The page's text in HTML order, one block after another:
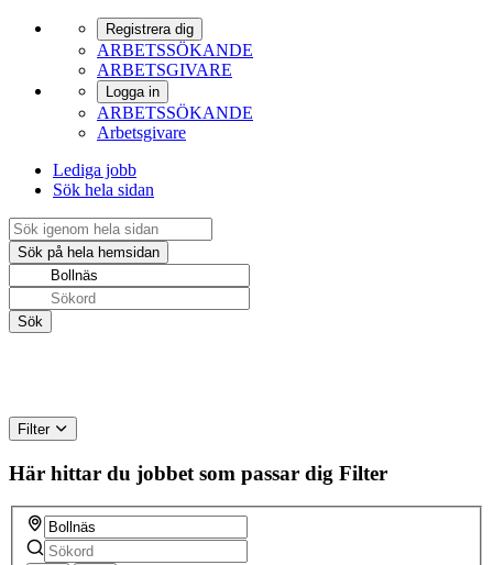
Registrera dig
ARBETSSÖKANDE
ARBETSGIVARE
Logga in
ARBETSSÖKANDE
Arbetsgivare
Lediga jobb
Sök hela sidan
Filter
Här hittar du jobbet som passar dig Filter